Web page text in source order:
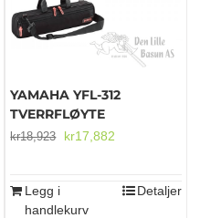
YAMAHA YFL-312
TVERRFLØYTE
kr18,923
Opprinnelig
kr18,923.
kr17,882
er:
Legg i
handlekurv
Detaljer